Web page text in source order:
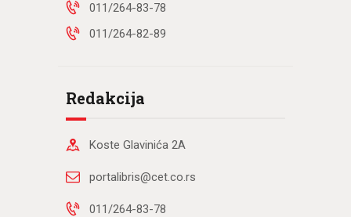
011/264-83-78
011/264-82-89
Redakcija
Koste Glavinića 2A
portalibris@cet.co.rs
011/264-83-78